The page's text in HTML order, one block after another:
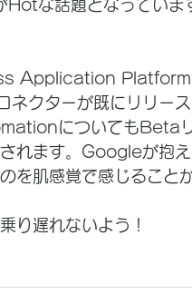
Hotな話題となってい
Application Platform
クターが既にリリー
についてもBetaリ
されます。Googleが抱
を肌感覚で感じること
り遅れないよう！